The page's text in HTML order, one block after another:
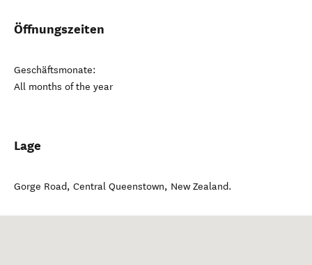
Öffnungszeiten
Geschäftsmonate:
All months of the year
Lage
Gorge Road, Central Queenstown, New Zealand.